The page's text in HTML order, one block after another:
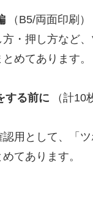
（B5/両面印刷）
押し方など、
めてあります。
する前に
（計
として、「ツ
てあります。